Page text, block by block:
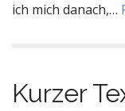
ich mich danach,…
Kurzer